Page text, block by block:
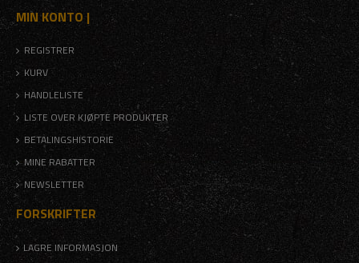
MIN KONTO |
REGISTRER
KURV
HANDLELISTE
LISTE OVER KJØPTE PRODUKTER
BETALINGSHISTORIE
MINE RABATTER
NEWSLETTER
FORSKRIFTER
LAGRE INFORMASJON